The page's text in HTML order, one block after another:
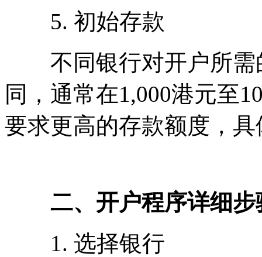
5. 初始存款
不同银行对开户所需
同，通常在1,000港元至
要求更高的存款额度，
二、开户程序详细步
1. 选择银行